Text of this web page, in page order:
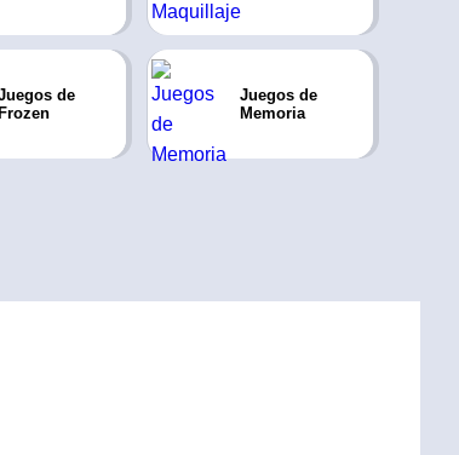
de
Frozen
Juegos de
Memoria